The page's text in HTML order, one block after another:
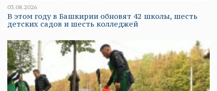
03.08.2026
В этом году в Башкирии обновят 42 школы, шесть
детских садов и шесть колледжей